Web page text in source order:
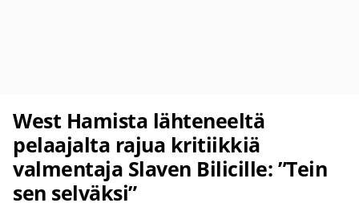
West Hamista lähteneeltä
pelaajalta rajua kritiikkiä
valmentaja Slaven Bilicille: ”Tein
sen selväksi”